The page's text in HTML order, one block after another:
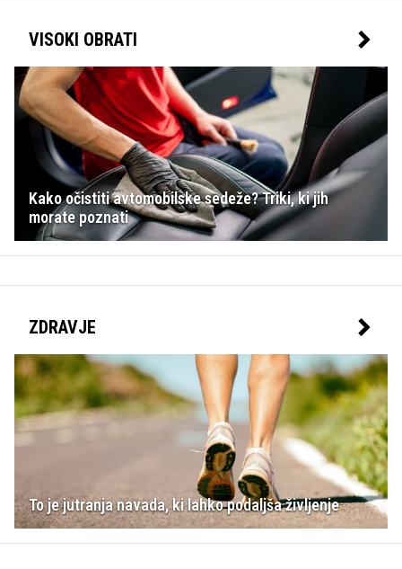
VISOKI OBRATI
Kako očistiti avtomobilske sedeže? Triki, ki jih
morate poznati
ZDRAVJE
To je jutranja navada, ki lahko podaljša življenje